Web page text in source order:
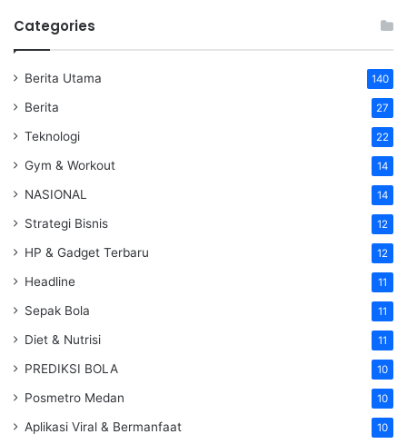
Categories
Berita Utama 140
Berita 27
Teknologi 22
Gym & Workout 14
NASIONAL 14
Strategi Bisnis 12
HP & Gadget Terbaru 12
Headline 11
Sepak Bola 11
Diet & Nutrisi 11
PREDIKSI BOLA 10
Posmetro Medan 10
Aplikasi Viral & Bermanfaat 10